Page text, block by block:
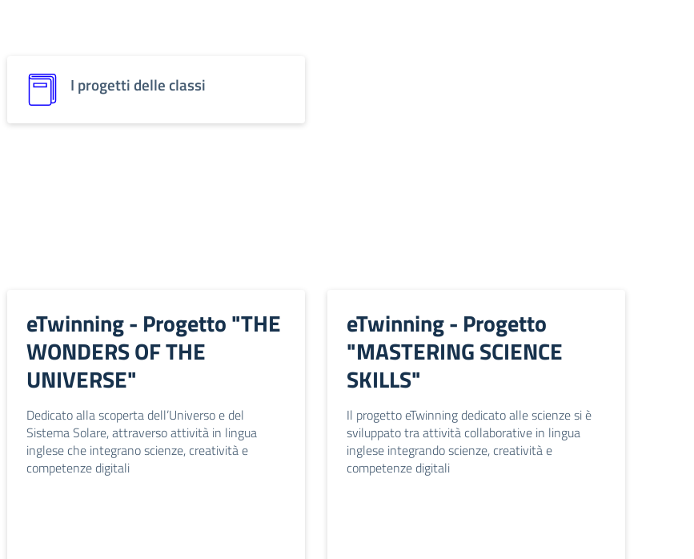
I progetti delle classi
eTwinning - Progetto "THE
WONDERS OF THE
UNIVERSE"
Dedicato alla scoperta dell’Universo e del
Sistema Solare, attraverso attività in lingua
inglese che integrano scienze, creatività e
competenze digitali
eTwinning - Progetto
"MASTERING SCIENCE
SKILLS"
Il progetto eTwinning dedicato alle scienze si è
sviluppato tra attività collaborative in lingua
inglese integrando scienze, creatività e
competenze digitali